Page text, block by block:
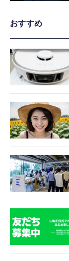
おすすめ